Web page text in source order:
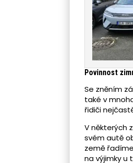
Povinnost
Se zněním
také v
řidiči
V některých
svém autě
země
na výjimky u